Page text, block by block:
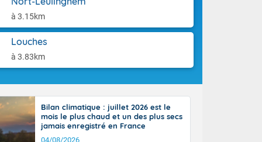
à 3.15km
Louches
à 3.83km
l'après-
14
il fait
30 à 35
Bilan climatique : juillet 2026 est le
mois le plus chaud et un des plus secs
jamais enregistré en France
04/08/2026